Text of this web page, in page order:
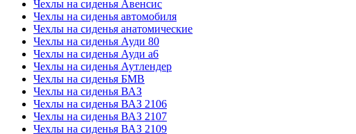
Чехлы на сиденья Авенсис
Чехлы на сиденья автомобиля
Чехлы на сиденья анатомические
Чехлы на сиденья Ауди 80
Чехлы на сиденья Ауди а6
Чехлы на сиденья Аутлендер
Чехлы на сиденья БМВ
Чехлы на сиденья ВАЗ
Чехлы на сиденья ВАЗ 2106
Чехлы на сиденья ВАЗ 2107
Чехлы на сиденья ВАЗ 2109